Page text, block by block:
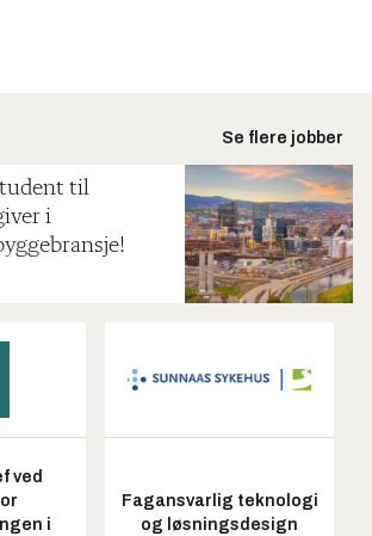
Se flere jobber
til
i
ved
i
Fagansvarlig teknologi
og løsningsdesign